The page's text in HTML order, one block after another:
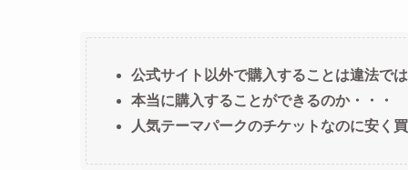
公式サイト以外で購入することは違法で
本当に購入することができるのか・・・
人気テーマパークのチケットなのに安く